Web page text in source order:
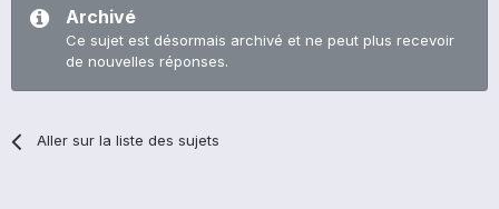
Archivé
Ce sujet est désormais archivé et ne peut plus recevoir
de nouvelles réponses.
Aller sur la liste des sujets